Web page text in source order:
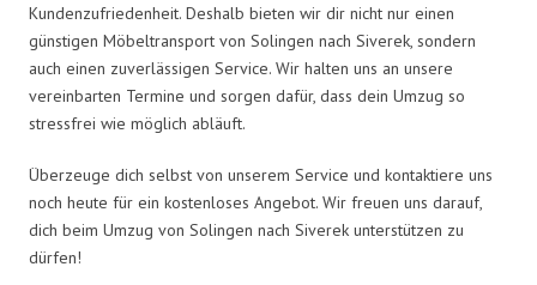
Kundenzufriedenheit. Deshalb bieten wir dir nicht nur einen
günstigen Möbeltransport von Solingen nach Siverek, sondern
auch einen zuverlässigen Service. Wir halten uns an unsere
vereinbarten Termine und sorgen dafür, dass dein Umzug so
stressfrei wie möglich abläuft.
Überzeuge dich selbst von unserem Service und kontaktiere uns
noch heute für ein kostenloses Angebot. Wir freuen uns darauf,
dich beim Umzug von Solingen nach Siverek unterstützen zu
dürfen!